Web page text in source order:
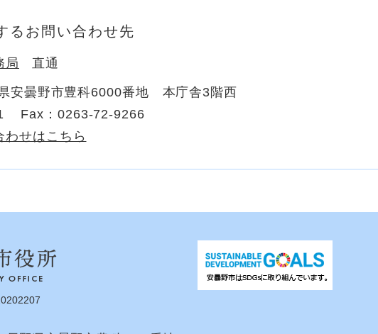
るお問い合わせ先
局 直通
安曇野市豊科6000番地 本庁舎3階西
Fax：0263-72-9266
わせはこちら